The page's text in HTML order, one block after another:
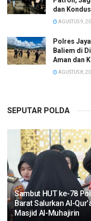
dan
AGUSTUS 9,
Polres
Baliem di
Aman dan
AGUSTUS 8,
SEPUTAR POLDA
Sambut HUT ke-78
Barat Salurkan Al-
Masjid Al-Muhajirin